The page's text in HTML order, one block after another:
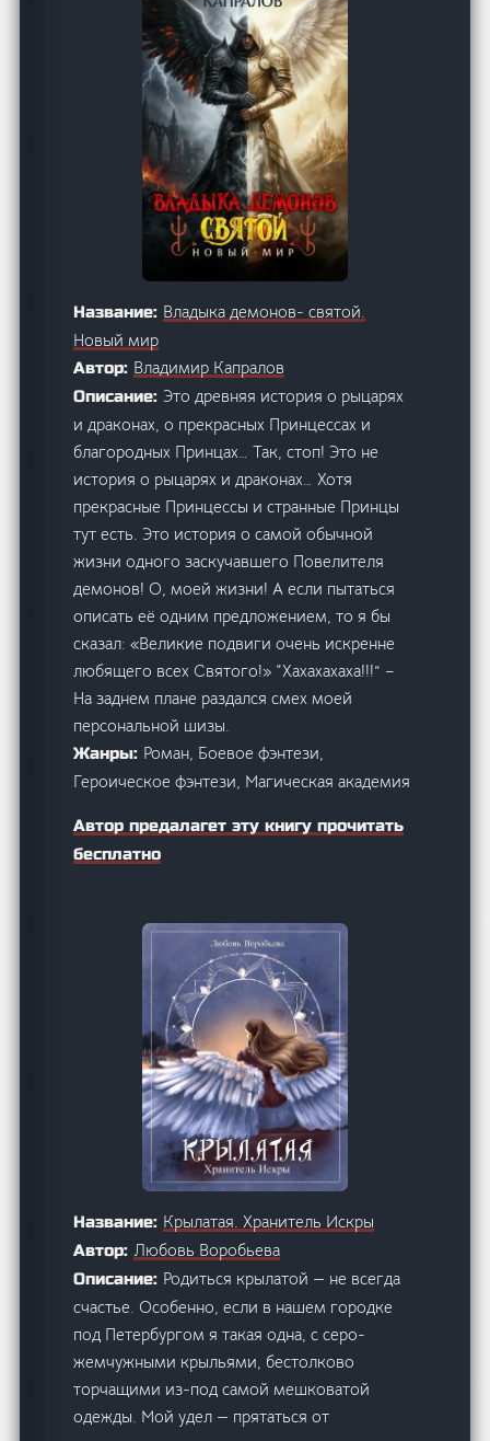
Название: Владыка демонов- святой.
Новый мир
Автор: Владимир Капралов
Описание: Это древняя история о рыцарях
и драконах, о прекрасных Принцессах и
благородных Принцах… Так, стоп! Это не
история о рыцарях и драконах… Хотя
прекрасные Принцессы и странные Принцы
тут есть. Это история о самой обычной
жизни одного заскучавшего Повелителя
демонов! О, моей жизни! А если пытаться
описать её одним предложением, то я бы
сказал: «Великие подвиги очень искренне
любящего всех Святого!» “Хахахахаха!!!” –
На заднем плане раздался смех моей
персональной шизы.
Жанры: Роман, Боевое фэнтези,
Героическое фэнтези, Магическая академия
Автор предалагет эту книгу прочитать
бесплатно
Название: Крылатая. Хранитель Искры
Автор:Любовь Воробьева
Описание: Родиться крылатой — не всегда
счастье. Особенно, если в нашем городке
под Петербургом я такая одна, с серо-
жемчужными крыльями, бестолково
торчащими из-под самой мешковатой
одежды. Мой удел — прятаться от